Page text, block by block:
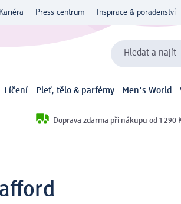
Kariéra Press centrum Inspirace & poradenství
Hledat a najít
Líčení Pleť, tělo & parfémy Men's World
Doprava zdarma při nákupu od 1 290